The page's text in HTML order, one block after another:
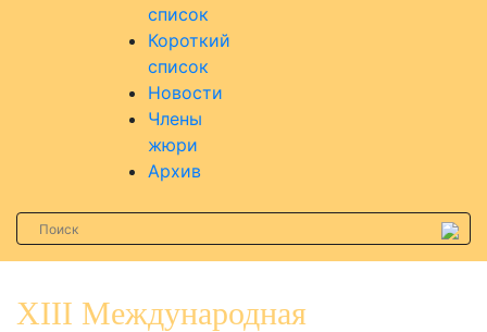
список
Короткий
список
Новости
Члены
жюри
Архив
XIII Международная